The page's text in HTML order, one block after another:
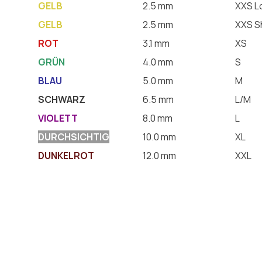
GELB
2.5 mm
XXS
GELB
2.5 mm
XXS
ROT
3.1 mm
XS
GRÜN
4.0 mm
S
BLAU
5.0 mm
M
SCHWARZ
6.5 mm
L/M
VIOLETT
8.0 mm
L
DURCHSICHTIG
10.0 mm
XL
DUNKELROT
12.0 mm XXL